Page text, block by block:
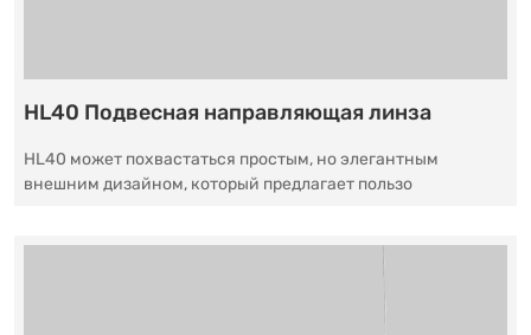
HL40 Подвесная направляющая линза
HL40 может похвастаться простым, но элегантным
внешним дизайном, который предлагает пользо